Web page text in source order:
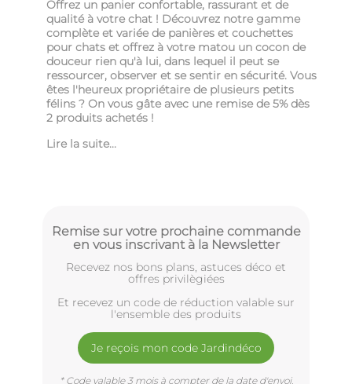
Offrez un panier confortable, rassurant et de
qualité à votre chat ! Découvrez notre gamme
complète et variée de panières et couchettes
pour chats et offrez à votre matou un cocon de
douceur rien qu'à lui, dans lequel il peut se
ressourcer, observer et se sentir en sécurité. Vous
êtes l'heureux propriétaire de plusieurs petits
félins ? On vous gâte avec une remise de 5% dès
2 produits achetés !
Lire la suite...
Remise sur votre prochaine commande
en vous inscrivant à la Newsletter
Recevez nos bons plans, astuces déco et
offres privilègiées
Et recevez un code de réduction valable sur
l'ensemble des produits
Je reçois mon code Jardindéco
* Code valable 3 mois à compter de la date d'envoi.